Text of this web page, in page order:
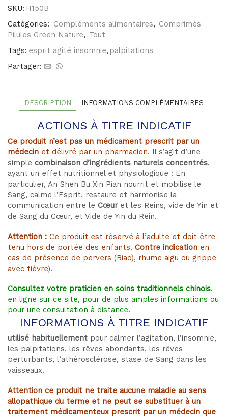
Xin
SKU: H150B
Catégories: Compléments alimentaires, Comprimés
Pilules Green Nature, Tout
Tags: esprit agité insomnie, palpitations
Partager:
DESCRIPTION INFORMATIONS COMPLÉMENTAIRES
ACTIONS À TITRE INDICATIF
Ce produit n’est pas un médicament prescrit par un
médecin et délivré par un pharmacien. Il s’agit d’une
simple combinaison d’ingrédients naturels concentrés,
ayant un effet nutritionnel et physiologique : En
particulier, An Shen Bu Xin Pian nourrit et mobilise le
Sang, calme l’Esprit, restaure et harmonise la
communication entre le Cœuret les Reins, vide de Yin et
de Sang du Cœur, et Vide de Yin du Rein.
Attention : Ce produit est réservé à l’adulte et doit être
tenu hors de portée des enfants. Contre indication en
cas de présence de pervers (Biao), rhume aigu ou grippe
avec fièvre).
Consultez votre praticien en soins traditionnels chinois,
en ligne sur ce site, pour de plus amples informations ou
pour une consultation à distance.
INFORMATIONS À TITRE INDICATIF
utilisé habituellement pour calmer l’agitation, l’insomnie,
les palpitations, les rêves abondants, les rêves
perturbants, l’athérosclérose, stase de Sang dans les
vaisseaux.
Attention ce produit ne traite aucune maladie au sens
allopathique du terme et ne peut se substituer à un
traitement médicamenteux prescrit par un médecin que